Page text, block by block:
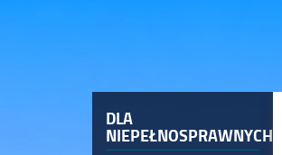
DLA
NIEPEŁNOSPRAWNYCH